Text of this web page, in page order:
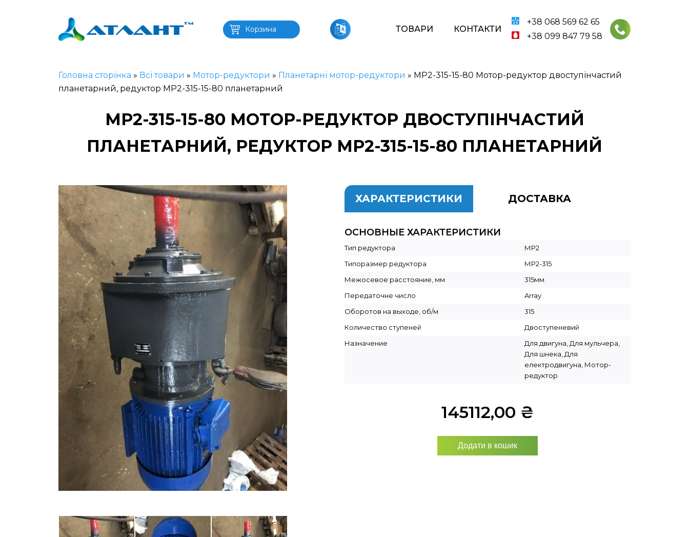
Корзина ТОВАРИ КОНТАКТИ
+38 068 569 62 65
+38 099 847 79 58
Головна сторінка » Всі товари » Мотор-редуктори » Планетарні мотор-редуктори » МР2-315-15-80 Мотор-редуктор двоступінчастий
планетарний, редуктор МР2-315-15-80 планетарний
МР2-315-15-80 МОТОР-РЕДУКТОР ДВОСТУПІНЧАСТИЙ
ПЛАНЕТАРНИЙ, РЕДУКТОР МР2-315-15-80 ПЛАНЕТАРНИЙ
ХАРАКТЕРИСТИКИ ДОСТАВКА
ОСНОВНЫЕ ХАРАКТЕРИСТИКИ
Тип редуктора
МР2
Типоразмер редуктора
МР2-315
Межосевое расстояние, мм
315мм
Передаточне число
Array
Оборотов на выходе, об/м
315
Количество ступеней
Двоступеневий
Назначение
Для двигуна, Для мульчера,
Для шнека, Для
електродвигуна, Мотор-
редуктор
145112,00 ₴
Додати в кошик